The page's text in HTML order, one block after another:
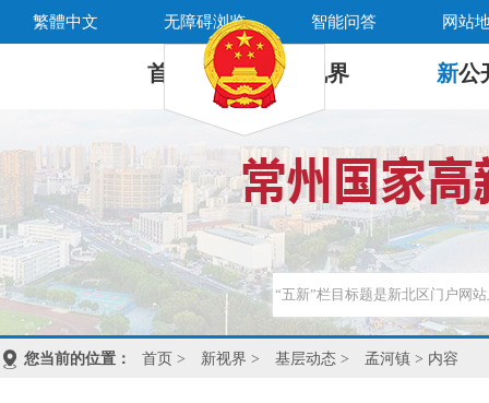
繁體中文 无障碍浏览 智能问答 网站
首 页 新 视界 新公
您当前的位置： 首页 > 新视界 > 基层动态 > 孟河镇 > 内容